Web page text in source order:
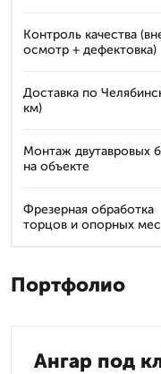
Контроль качества
осмотр + дефектовка)
Доставка по
км)
Монтаж двутавровых
на объекте
Фрезерная обработка
торцов и опорных
Портфолио
Ангар под